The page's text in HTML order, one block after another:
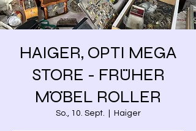
HAIGER, OPTI MEGA
STORE - FRÜHER
MÖBEL ROLLER
So., 10. Sept. Haiger